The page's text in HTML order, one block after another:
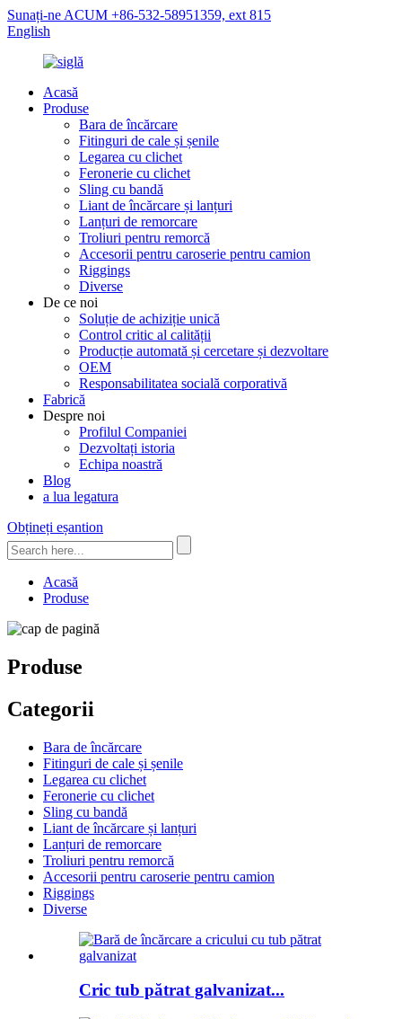
Sunați-ne ACUM +86-532-58951359, ext 815
English
Acasă
Produse
Bara de încărcare
Fitinguri de cale și șenile
Legarea cu clichet
Feronerie cu clichet
Sling cu bandă
Liant de încărcare și lanțuri
Lanțuri de remorcare
Troliuri pentru remorcă
Accesorii pentru caroserie pentru camion
Riggings
Diverse
De ce noi
Soluție de achiziție unică
Control critic al calității
Producție automată și cercetare și dezvoltare
OEM
Responsabilitatea socială corporativă
Fabrică
Despre noi
Profilul Companiei
Dezvoltați istoria
Echipa noastră
Blog
a lua legatura
Obțineți eșantion
Acasă
Produse
Produse
Categorii
Bara de încărcare
Fitinguri de cale și șenile
Legarea cu clichet
Feronerie cu clichet
Sling cu bandă
Liant de încărcare și lanțuri
Lanțuri de remorcare
Troliuri pentru remorcă
Accesorii pentru caroserie pentru camion
Riggings
Diverse
Cric tub pătrat galvanizat...